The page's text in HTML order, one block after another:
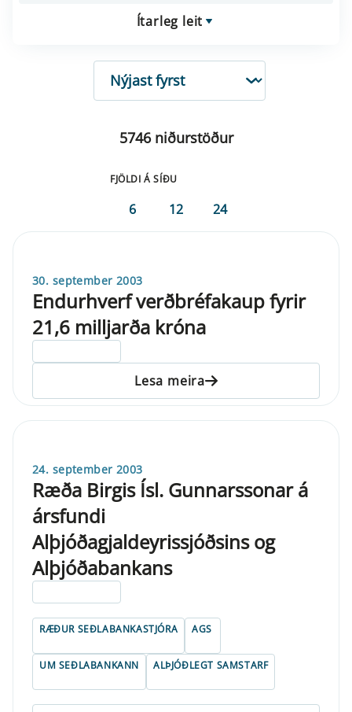
Ítarleg leit
RÖÐUN
5746 niðurstöður
FJÖLDI Á SÍÐU
6 12 24
30. september 2003
Endurhverf verðbréfakaup fyrir
21,6 milljarða króna
Lesa meira
24. september 2003
Ræða Birgis Ísl. Gunnarssonar á
ársfundi
Alþjóðagjaldeyrissjóðsins og
Alþjóðabankans
RÆÐUR SEÐLABANKASTJÓRA AGS
UM SEÐLABANKANN ALÞJÓÐLEGT SAMSTARF